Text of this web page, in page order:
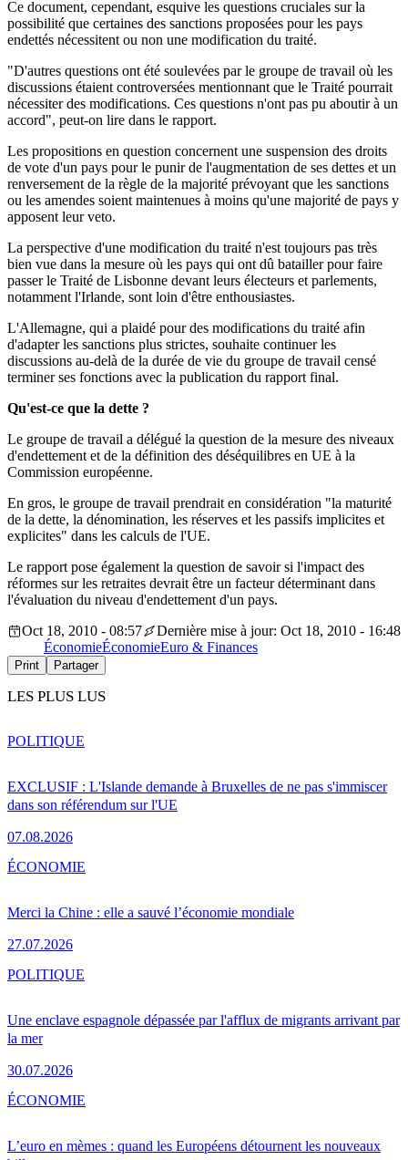
Ce document, cependant, esquive les questions cruciales sur la
possibilité que certaines des sanctions proposées pour les pays
endettés nécessitent ou non une modification du traité.
"D'autres questions ont été soulevées par le groupe de travail où les
discussions étaient controversées mentionnant que le Traité pourrait
nécessiter des modifications. Ces questions n'ont pas pu aboutir à un
accord", peut-on lire dans le rapport.
Les propositions en question concernent une suspension des droits
de vote d'un pays pour le punir de l'augmentation de ses dettes et un
renversement de la règle de la majorité prévoyant que les sanctions
ou les amendes soient maintenues à moins qu'une majorité de pays y
apposent leur veto.
La perspective d'une modification du traité n'est toujours pas très
bien vue dans la mesure où les pays qui ont dû batailler pour faire
passer le Traité de Lisbonne devant leurs électeurs et parlements,
notamment l'Irlande, sont loin d'être enthousiastes.
L'Allemagne, qui a plaidé pour des modifications du traité afin
d'adapter les sanctions plus strictes, souhaite continuer les
discussions au-delà de la durée de vie du groupe de travail censé
terminer ses fonctions avec la publication du rapport final.
Qu'est-ce que la dette ?
Le groupe de travail a délégué la question de la mesure des niveaux
d'endettement et de la définition des déséquilibres en UE à la
Commission européenne.
En gros, le groupe de travail prendrait en considération "la maturité
de la dette, la dénomination, les réserves et les passifs implicites et
explicites" dans les calculs de l'UE.
Le rapport pose également la question de savoir si l'impact des
réformes sur les retraites devrait être un facteur déterminant dans
l'évaluation du niveau d'endettement d'un pays.
Oct 18, 2010 - 08:57
Dernière mise à jour: Oct 18, 2010 - 16:48
ÉconomieÉconomieEuro & Finances
Print Partager
LES PLUS LUS
EXCLUSIF : L'Islande demande à Bruxelles de ne pas s'immiscer
dans son référendum sur l'UE
07.08.2026
POLITIQUE
Merci la Chine : elle a sauvé l’économie mondiale
27.07.2026
ÉCONOMIE
Une enclave espagnole dépassée par l'afflux de migrants arrivant par
la mer
30.07.2026
POLITIQUE
L’euro en mèmes : quand les Européens détournent les nouveaux
ÉCONOMIE